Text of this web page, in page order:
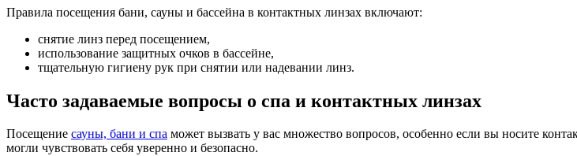
Правила посещения бани, сауны и бассейна в контактных линзах включают:
снятие линз перед посещением,
использование защитных очков в бассейне,
тщательную гигиену рук при снятии или надевании линз.
Часто задаваемые вопросы о спа и контактных линзах
Посещение сауны, бани и спа может вызвать у вас множество вопросов, особенно если вы носите
могли чувствовать себя уверенно и безопасно.